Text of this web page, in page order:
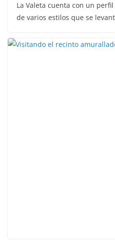
La Valeta cuenta con un
de varios estilos que se